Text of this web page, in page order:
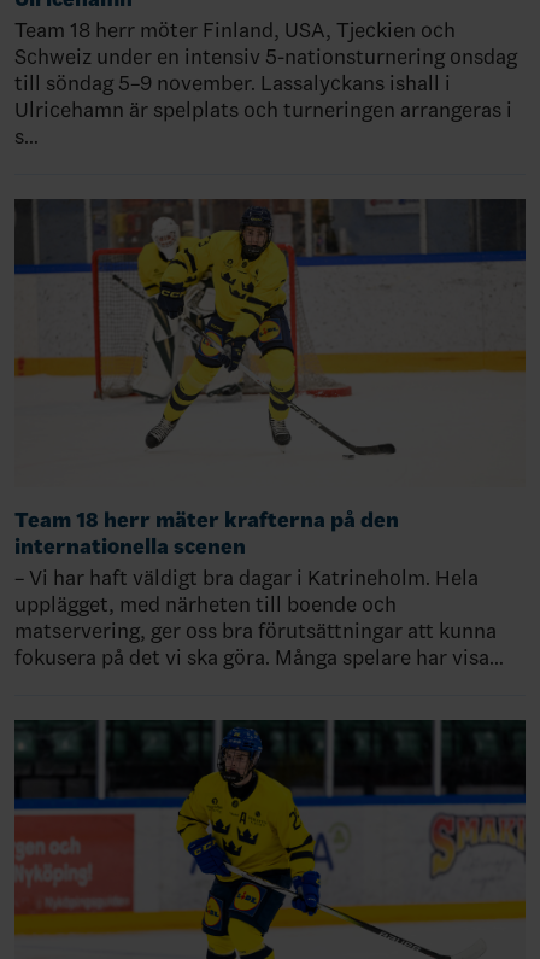
Team 18 herr möter Finland, USA, Tjeckien och
Schweiz under en intensiv 5-nationsturnering onsdag
till söndag 5–9 november. Lassalyckans ishall i
Ulricehamn är spelplats och turneringen arrangeras i
s…
Team 18 herr mäter krafterna på den
internationella scenen
– Vi har haft väldigt bra dagar i Katrineholm. Hela
upplägget, med närheten till boende och
matservering, ger oss bra förutsättningar att kunna
fokusera på det vi ska göra. Många spelare har visa…